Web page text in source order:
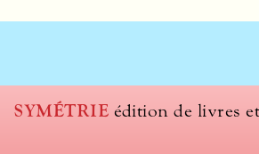
SYMÉTRIE édition de livres